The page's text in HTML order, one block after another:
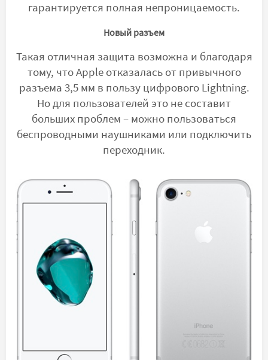
гарантируется полная непроницаемость.
Новый разъем
Такая отличная защита возможна и благодаря
тому, что Apple отказалась от привычного
разъема 3,5 мм в пользу цифрового Lightning.
Но для пользователей это не составит
больших проблем – можно пользоваться
беспроводными наушниками или подключить
переходник.